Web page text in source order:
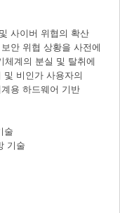
사이버 위협의 확산
안 위협 상황을 사전에
체계의 분실 및 탈취에
비인가 사용자의
용 하드웨어 기반
술
기술